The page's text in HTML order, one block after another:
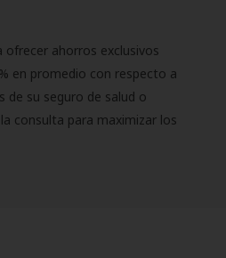
ofrecer ahorros exclusivos
en promedio con respecto a
su seguro de salud o
consulta para maximizar los